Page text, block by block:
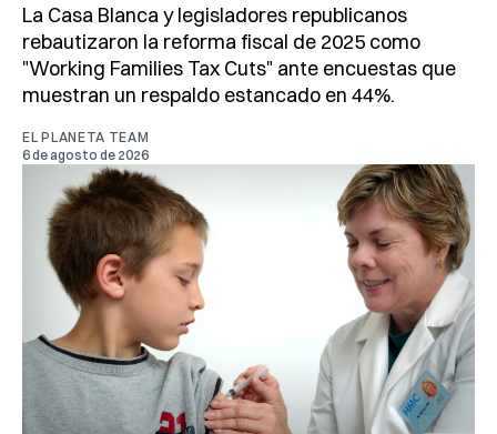
La Casa Blanca y legisladores republicanos
rebautizaron la reforma fiscal de 2025 como
"Working Families Tax Cuts" ante encuestas que
muestran un respaldo estancado en 44%.
EL PLANETA TEAM
6 de agosto de 2026